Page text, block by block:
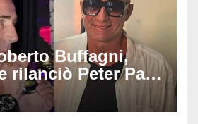
Buffagni,
rilanciò Peter Pan
Rose: aveva 59